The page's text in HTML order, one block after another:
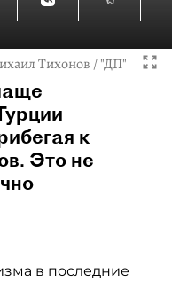
Тихонов / "ДП"
к
Это не
в последние